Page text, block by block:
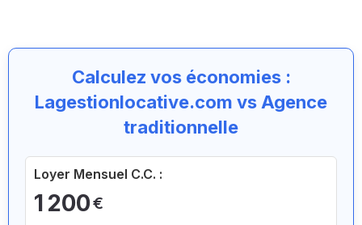
Calculez vos économies :
Lagestionlocative.com vs Agence
traditionnelle
Loyer Mensuel C.C. :
1 200€